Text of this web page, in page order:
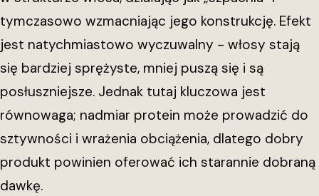
tymczasowo wzmacniając jego konstrukcję. Efekt
jest natychmiastowo wyczuwalny - włosy stają
się bardziej sprężyste, mniej puszą się i są
posłuszniejsze. Jednak tutaj kluczowa jest
równowaga; nadmiar protein może prowadzić do
sztywności i wrażenia obciążenia, dlatego dobry
produkt powinien oferować ich starannie dobraną
dawkę.